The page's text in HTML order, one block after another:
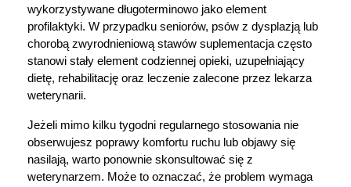
wykorzystywane długoterminowo jako element
profilaktyki. W przypadku seniorów, psów z dysplazją lub
chorobą zwyrodnieniową stawów suplementacja często
stanowi stały element codziennej opieki, uzupełniający
dietę, rehabilitację oraz leczenie zalecone przez lekarza
weterynarii.
Jeżeli mimo kilku tygodni regularnego stosowania nie
obserwujesz poprawy komfortu ruchu lub objawy się
nasilają, warto ponownie skonsultować się z
weterynarzem. Może to oznaczać, że problem wymaga